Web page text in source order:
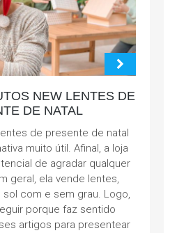
NEW LENTES DE
DE NATAL
de presente de natal
muito útil. Afinal, a loja
de agradar qualquer
geral, ela vende lentes,
com e sem grau. Logo,
porque faz sentido
artigos para presentear